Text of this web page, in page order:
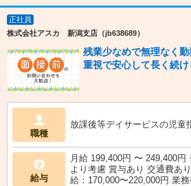
正社員
株式会社アスカ 新潟支店（jb638689）
残業少なめで無理なく
重視で安心して長く続
職種
放課後等デイサービスの児童
給与
月給 199,400円 〜 249,400
より考慮 賞与あり 交通費あ
給：170,000〜220,000円 業